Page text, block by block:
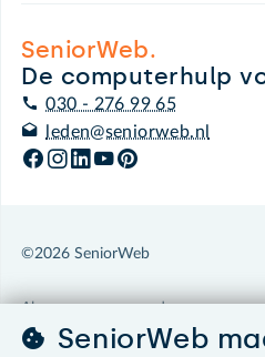
SeniorWeb.
De computerhulp
030 - 276 99 65
leden@seniorweb.nl
©2026 SeniorWeb
Algemene voorwaarden
Cookies en cookie-instellingen
SeniorWeb